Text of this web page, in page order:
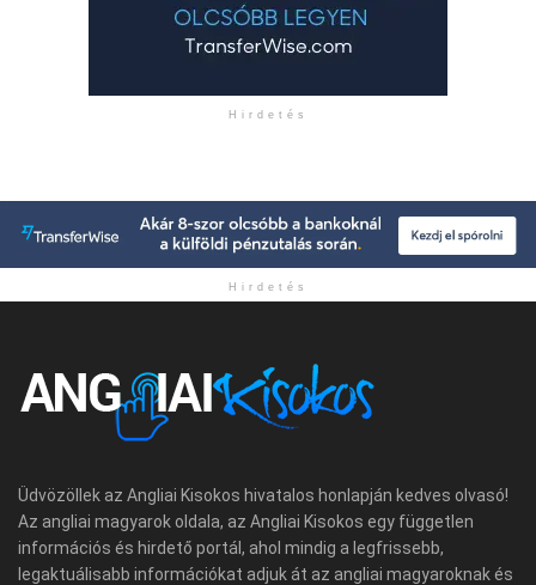
Hirdetés
Hirdetés
Üdvözöllek az Angliai Kisokos hivatalos honlapján kedves olvasó!
Az angliai magyarok oldala, az Angliai Kisokos egy független
információs és hirdető portál, ahol mindig a legfrissebb,
legaktuálisabb információkat adjuk át az angliai magyaroknak és